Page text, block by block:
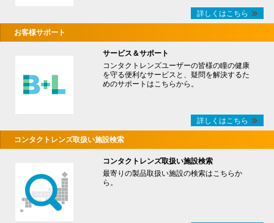
詳しくはこちら
お客様サポート
サービス＆サポート
コンタクトレンズユーザーの皆様の瞳の健康
を守る便利なサービスと、疑問を解決するた
めのサポートはこちらから。
詳しくはこちら
コンタクトレンズ取扱い施設検索
コンタクトレンズ取扱い施設検索
最寄りの製品取扱い施設の検索はこちらか
ら。